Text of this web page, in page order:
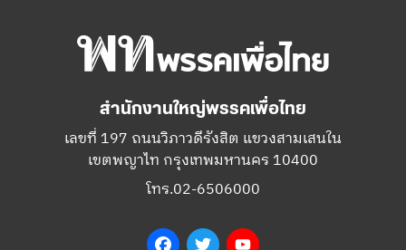
สำนักงานใหญ่พรรคเพื่อไทย
เลขที่ 197 ถนนวิภาวดีรังสิต แขวงสามเสนใน
เขตพญาไท กรุงเทพมหานคร 10400
โทร.02-6506000
FacebookTwitter